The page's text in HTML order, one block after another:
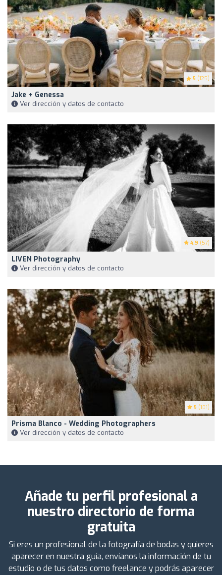
5 (125)
Jake + Genessa
Ver dirección y datos de contacto
4.9 (57)
LIVEN Photography
Ver dirección y datos de contacto
5 (101)
Prisma Blanco - Wedding Photographers
Ver dirección y datos de contacto
Añade tu perfil profesional a
nuestro directorio de forma
gratuita
Si eres un profesional de la fotografía de bodas y quieres
aparecer en nuestra guía, envíanos la información de tu
estudio o de tus datos como freelance y podrás aparecer